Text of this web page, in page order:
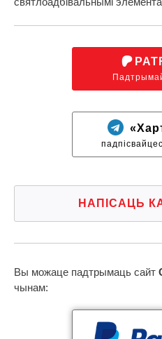
НАПІСАЦЬ
Вы можаце падтрымаць сайт
чынам: